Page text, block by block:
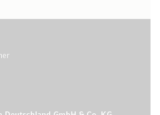
Mit der Anmeldung stimmen Sie